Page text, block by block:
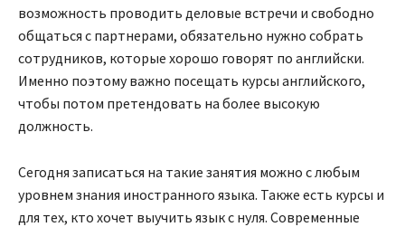
возможность проводить деловые встречи и свободно
общаться с партнерами, обязательно нужно собрать
сотрудников, которые хорошо говорят по английски.
Именно поэтому важно посещать курсы английского,
чтобы потом претендовать на более высокую
должность.
Сегодня записаться на такие занятия можно с любым
уровнем знания иностранного языка. Также есть курсы и
для тех, кто хочет выучить язык с нуля. Современные